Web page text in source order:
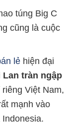
túng Big C
cũng là cuộc
lẻ hiện đại
Lan tràn ngập
Việt Nam,
mạnh vào